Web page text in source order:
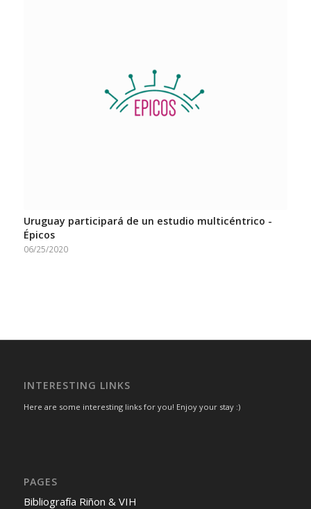
Uruguay participará de un estudio multicéntrico -
Épicos
06/25/2020
INTERESTING LINKS
Here are some interesting links for you! Enjoy your stay :)
PAGES
Bibliografía Riñon & VIH